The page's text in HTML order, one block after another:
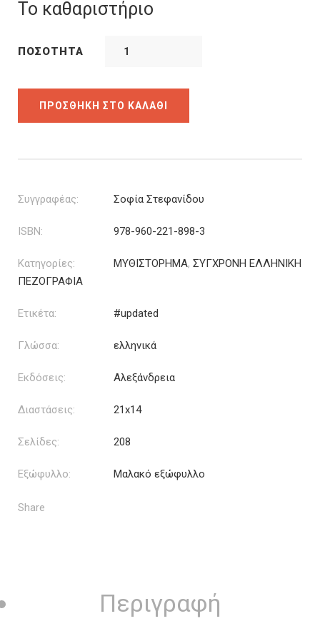
11.66€.είναι:
Το καθαριστήριο
ΠΟΣΌΤΗΤΑ
ΠΡΟΣΘΉΚΗ ΣΤΟ ΚΑΛΆΘΙ
Συγγραφέας: Σοφία Στεφανίδου
ISBN: 978-960-221-898-3
Κατηγορίες: ΜΥΘΙΣΤΟΡΗΜΑ, ΣΥΓΧΡΟΝΗ ΕΛΛΗΝΙΚΗ
ΠΕΖΟΓΡΑΦΙΑ
Ετικέτα: #updated
Γλώσσα: ελληνικά
Εκδόσεις: Αλεξάνδρεια
Διαστάσεις: 21x14
Σελίδες: 208
Εξώφυλλο: Μαλακό εξώφυλλο
Share
Περιγραφή